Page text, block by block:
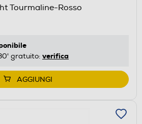
Tourmaline-Rosso
gratuito: verifica
AGGIUNGI